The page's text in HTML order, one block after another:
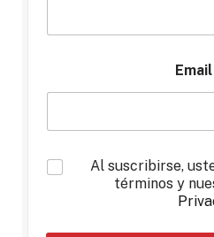
Email
*
Al suscribirse,
términos y